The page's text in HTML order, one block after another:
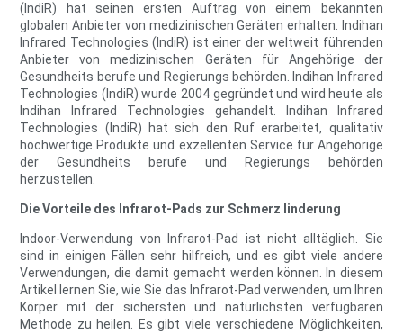
(IndiR) hat seinen ersten Auftrag von einem bekannten
globalen Anbieter von medizinischen Geräten erhalten. Indihan
Infrared Technologies (IndiR) ist einer der weltweit führenden
Anbieter von medizinischen Geräten für Angehörige der
Gesundheits berufe und Regierungs behörden. Indihan Infrared
Technologies (IndiR) wurde 2004 gegründet und wird heute als
Indihan Infrared Technologies gehandelt. Indihan Infrared
Technologies (IndiR) hat sich den Ruf erarbeitet, qualitativ
hochwertige Produkte und exzellenten Service für Angehörige
der Gesundheits berufe und Regierungs behörden
herzustellen.
Die Vorteile des Infrarot-Pads zur Schmerz linderung
Indoor-Verwendung von Infrarot-Pad ist nicht alltäglich. Sie
sind in einigen Fällen sehr hilfreich, und es gibt viele andere
Verwendungen, die damit gemacht werden können. In diesem
Artikel lernen Sie, wie Sie das Infrarot-Pad verwenden, um Ihren
Körper mit der sichersten und natürlichsten verfügbaren
Methode zu heilen. Es gibt viele verschiedene Möglichkeiten,